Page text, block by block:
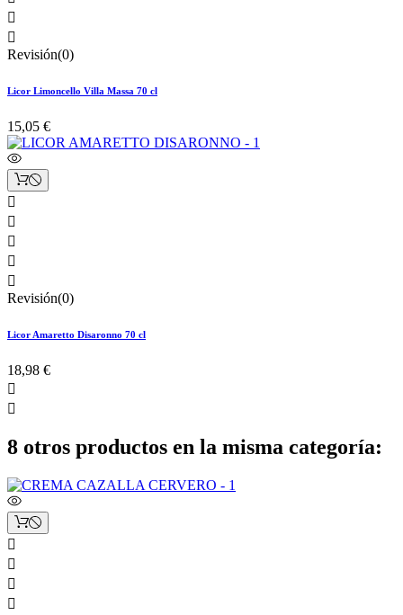


Revisión(0)
Licor Limoncello Villa Massa 70 cl
15,05 €





Revisión(0)
Licor Amaretto Disaronno 70 cl
18,98 €


8 otros productos en la misma categoría:



